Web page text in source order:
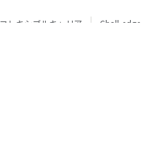
フレキシブルキャリア Chall-edge